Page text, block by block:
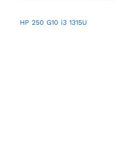
HP 250 G10 i3 1315U